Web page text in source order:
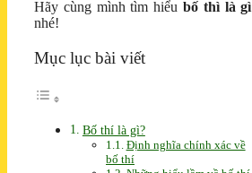
Hãy cùng mình tìm hiểu bố thì là gì
nhé!
Mục lục bài viết
Bố thí là gì?
Định nghĩa chính xác về
bố thí